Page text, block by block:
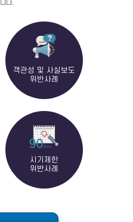
다.
객관성 및 사실보도
위반사례
시기제한
위반사례